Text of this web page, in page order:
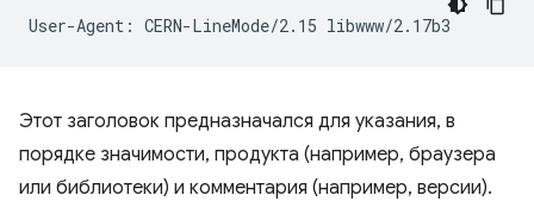
Этот заголовок предназначался для указания, в
порядке значимости, продукта (например, браузера
или библиотеки) и комментария (например, версии).